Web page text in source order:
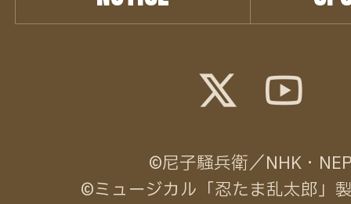
©尼子騒兵衛／NHK・
©ミュージカル「忍たま乱太郎」